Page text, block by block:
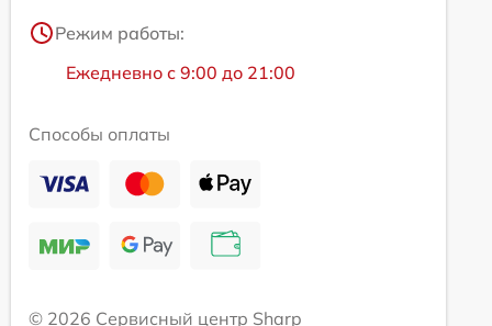
Режим работы:
Ежедневно с 9:00 до 21:00
Способы оплаты
© 2026 Сервисный центр Sharp